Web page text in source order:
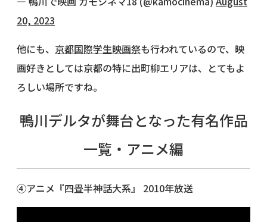
20, 2023
他にも、 京都国際学生映画祭も行われているので、映
画好きとしては京都の特に出町柳エリアは、とてもよ
ろしい場所ですね。
鴨川デルタが舞台となった有名作品
一覧・アニメ編
④アニメ『四畳半神話大系』 2010年放送